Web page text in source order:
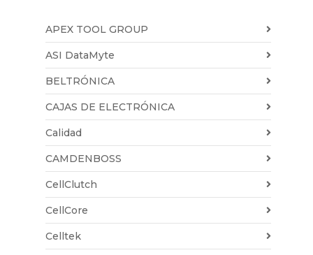
APEX TOOL GROUP
ASI DataMyte
BELTRÓNICA
CAJAS DE ELECTRÓNICA
Calidad
CAMDENBOSS
CellClutch
CellCore
Celltek